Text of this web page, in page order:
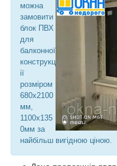
можна
замовити
блок ПВХ
для
балконної
конструкц
ії
розміром
680х2100
мм,
1100х135
0мм за
найбільш вигідною ціною.